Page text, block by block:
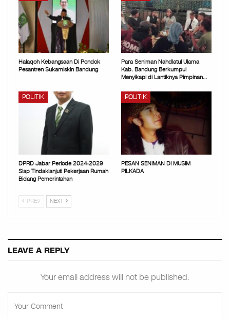
Halaqoh Kebangsaan Di Pondok
Pesantren Sukamiskin Bandung
Para Seniman Nahdlatul Ulama
Kab. Bandung Berkumpul
Menyikapi di Lantiknya Pimpinan…
POLITIK
DPRD Jabar Periode 2024-2029
Siap Tindaklanjuti Pekerjaan Rumah
Bidang Pemerintahan
POLITIK
PESAN SENIMAN DI MUSIM
PILKADA
PREV NEXT
LEAVE A REPLY
Your email address will not be published.